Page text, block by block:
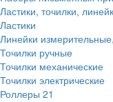
Ластики, точилки,
Ластики
Линейки
Точилки ручные
Точилки механические
Точилки электрические
Роллеры 21